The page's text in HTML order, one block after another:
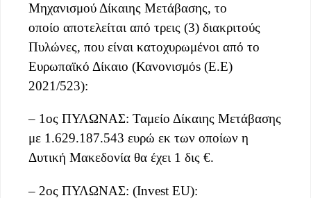
Μηχανισμού Δίκαιης Μετάβασης, το
οποίο αποτελείται από τρεις (3) διακριτούς
Πυλώνες, που είναι κατοχυρωμένοι από το
Ευρωπαϊκό Δίκαιο (Κανονισμόs (Ε.Ε)
2021/523):
– 1ος ΠΥΛΩΝΑΣ: Ταμείο Δίκαιης Μετάβασης
με 1.629.187.543 ευρώ εκ των οποίων η
Δυτική Μακεδονία θα έχει 1 δις €.
– 2ος ΠΥΛΩΝΑΣ: (Invest EU):